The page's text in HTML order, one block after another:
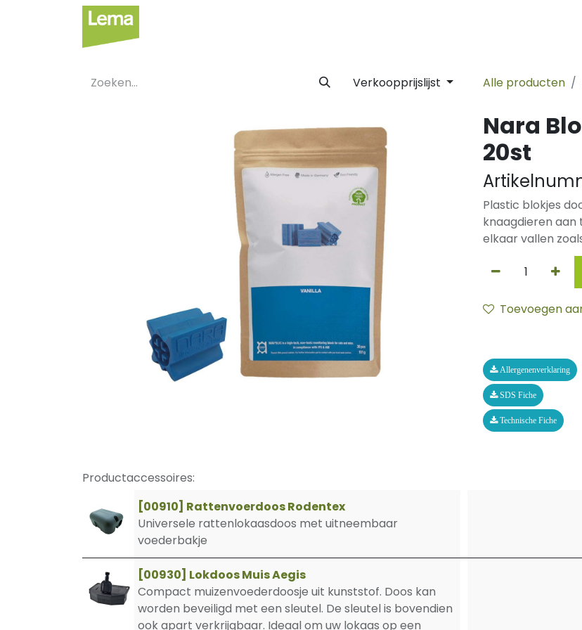
Verkoopprijslijst Alle producten
Nara
20st
Plastic blokjes
knaagdieren
elkaar vallen
Toevoegen
Allergenenverklaring
SDS Fiche
Technische Fiche
Productaccessoires:
[00910] Rattenvoerdoos Rodentex
Universele rattenlokaasdoos met uitneembaar
voederbakje
[00930] Lokdoos Muis Aegis
Compact muizenvoederdoosje uit kunststof. Doos kan
worden beveiligd met een sleutel. De sleutel is bovendien
ook apart verkrijgbaar. Ideaal om uw lokaas op een